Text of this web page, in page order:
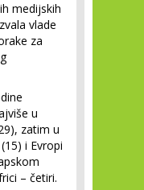
medijskih
vlade
za
u
zatim u
i Evropi
– četiri.